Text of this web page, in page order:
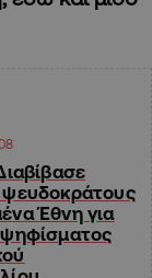
ψευδοκράτους
Έθνη για
ψηφίσματος